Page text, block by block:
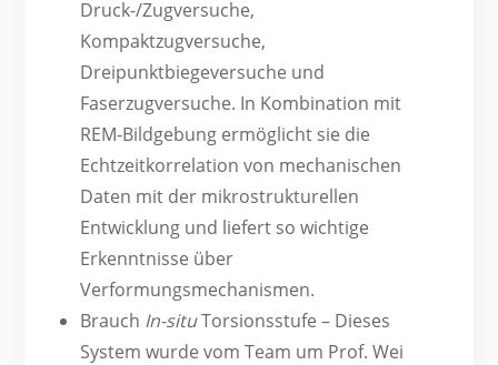
Druck-/Zugversuche,
Kompaktzugversuche,
Dreipunktbiegeversuche und
Faserzugversuche. In Kombination mit
REM-Bildgebung ermöglicht sie die
Echtzeitkorrelation von mechanischen
Daten mit der mikrostrukturellen
Entwicklung und liefert so wichtige
Erkenntnisse über
Verformungsmechanismen.
Brauch In-situTorsionsstufe – Dieses
System wurde vom Team um Prof. Wei